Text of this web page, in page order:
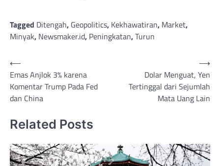
Tagged Ditengah, Geopolitics, Kekhawatiran, Market,
Minyak, Newsmaker.id, Peningkatan,Turun
Post
navigation
⟵
Emas Anjlok 3% karena
Komentar Trump Pada Fed
dan China
Dolar Menguat, Yen
Tertinggal dari Sejumlah
Mata Uang Lain
⟶
Related Posts